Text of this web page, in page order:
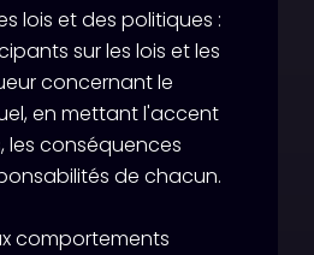
lois et des politiques :
sur les lois et les
concernant le
en mettant l'accent
les conséquences
de chacun.
comportements